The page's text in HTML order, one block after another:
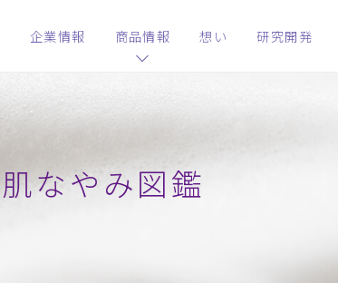
企業情報 商品情報 想い 研究開発
肌なやみ図鑑